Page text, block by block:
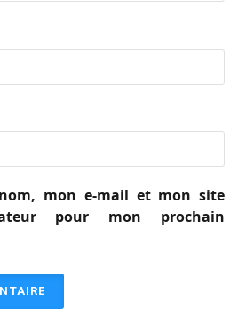
mon e-mail et mon site
pour mon prochain